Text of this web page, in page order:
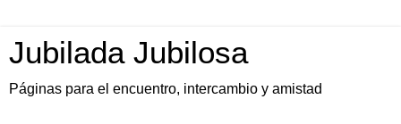
Jubilada Jubilosa
Páginas para el encuentro, intercambio y amistad